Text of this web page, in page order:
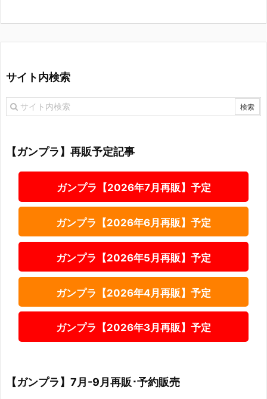
サイト内検索
【ガンプラ】再販予定記事
ガンプラ【2026年7月再販】予定
ガンプラ【2026年6月再販】予定
ガンプラ【2026年5月再販】予定
ガンプラ【2026年4月再販】予定
ガンプラ【2026年3月再販】予定
【ガンプラ】7月-9月再販･予約販売